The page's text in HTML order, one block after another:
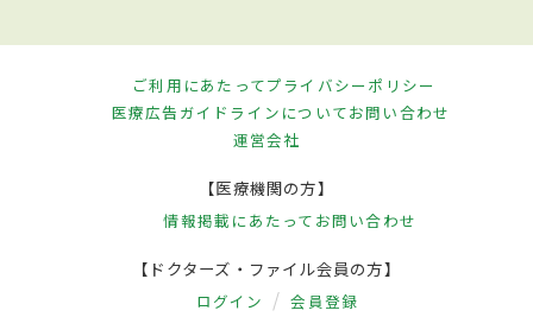
ご利用にあたってプライバシーポリシー
医療広告ガイドラインについてお問い合わせ
運営会社
【医療機関の方】
情報掲載にあたって お問い合わせ
【ドクターズ・ファイル会員の方】
ログイン 会員登録